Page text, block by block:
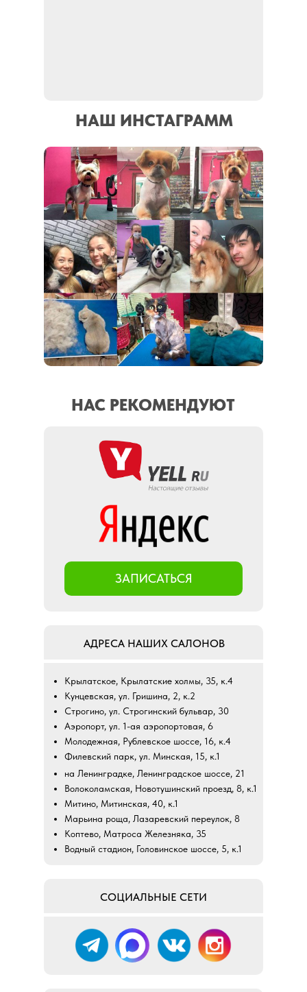
НАШ ИНСТАГРАММ
НАС РЕКОМЕНДУЮТ
ЗАПИСАТЬСЯ
на Ленинградке, Ленинградское шоссе, 21
Волоколамская, Новотушинский проезд, 8, к.1
Митино, Митинская, 40, к.1
Марьина роща, Лазаревский переулок, 8
Коптево, Матроса Железняка, 35
Водный стадион, Головинское шоссе, 5, к.1
Крылатское, Крылатские холмы, 35, к.4
Кунцевская, ул. Гришина, 2, к.2
Строгино, ул. Строгинский бульвар, 30
Аэропорт, ул. 1-ая аэропортовая, 6
Молодежная, Рублевское шоссе, 16, к.4
Филевский парк, ул. Минская, 15, к.1
СОЦИАЛЬНЫЕ СЕТИ
АДРЕСА НАШИХ САЛОНОВ